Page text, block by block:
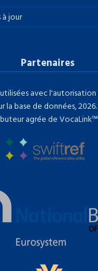
jour
Partenaires
avec l'autorisation
la base de données, 2026.
agrée de VocaLink™